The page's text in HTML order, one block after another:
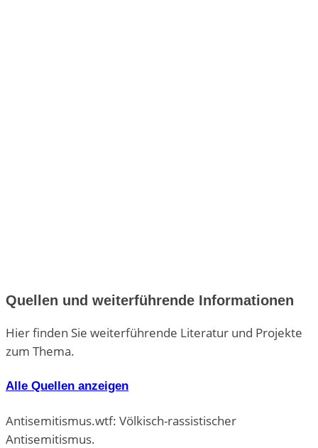
Quellen und weiterführende Informationen
Hier finden Sie weiterführende Literatur und Projekte
zum Thema.
Alle Quellen anzeigen
Antisemitismus.wtf: Völkisch-rassistischer
Antisemitismus.